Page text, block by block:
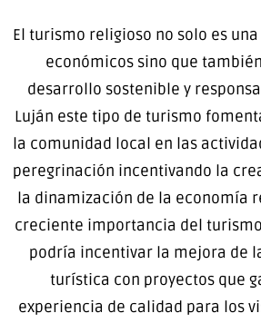
El turismo religioso no solo es
económicos sino que
desarrollo sostenible y
Luján este tipo de turismo
la comunidad local en las
peregrinación incentivando la
la dinamización de la economía
creciente importancia del
podría incentivar la mejora de
turística con proyectos que
experiencia de calidad para los